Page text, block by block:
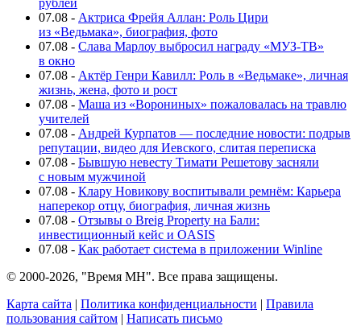
рублей
07.08 - Актриса Фрейя Аллан: Роль Цири
из «Ведьмака», биография, фото
07.08 - Слава Марлоу выбросил награду «МУЗ-ТВ»
в окно
07.08 - Актёр Генри Кавилл: Роль в «Ведьмаке», личная
жизнь, жена, фото и рост
07.08 - Маша из «Ворониных» пожаловалась на травлю
учителей
07.08 - Андрей Курпатов — последние новости: подрыв
репутации, видео для Иевского, слитая переписка
07.08 - Бывшую невесту Тимати Решетову засняли
с новым мужчиной
07.08 - Клару Новикову воспитывали ремнём: Карьера
наперекор отцу, биография, личная жизнь
07.08 - Отзывы о Breig Property на Бали:
инвестиционный кейс и OASIS
07.08 - Как работает система в приложении Winline
© 2000-2026, "Время МН". Все права защищены.
Карта сайта | Политика конфиденциальности | Правила
пользования сайтом | Написать письмо